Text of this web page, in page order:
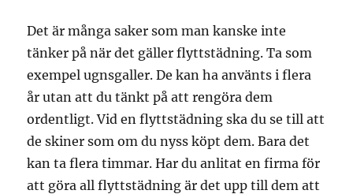
Det är många saker som man kanske inte
tänker på när det gäller flyttstädning. Ta som
exempel ugnsgaller. De kan ha använts i flera
år utan att du tänkt på att rengöra dem
ordentligt. Vid en flyttstädning ska du se till att
de skiner som om du nyss köpt dem. Bara det
kan ta flera timmar. Har du anlitat en firma för
att göra all flyttstädning är det upp till dem att